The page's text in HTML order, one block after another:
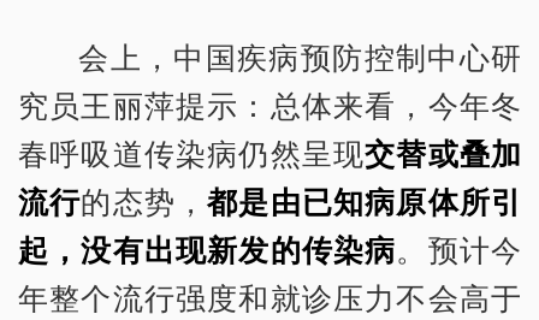
会上，中国疾病预防控制中心研
究员王丽萍提示：总体来看，今年冬
春呼吸道传染病仍然呈现交替或叠加
流行的态势，都是由已知病原体所引
起，没有出现新发的传染病。预计今
年整个流行强度和就诊压力不会高于